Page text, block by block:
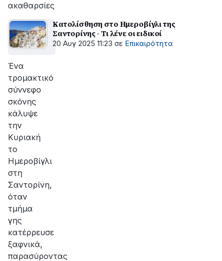
ακαθαρσίες
Κατολίσθηση στο Ημεροβίγλι της
Σαντορίνης - Τι λένε οι ειδικοί
20 Αυγ 2025 11:23 σε Επικαιρότητα
Ένα
τρομακτικό
σύννεφο
σκόνης
κάλυψε
την
Κυριακή
το
Ημεροβίγλι
στη
Σαντορίνη,
όταν
τμήμα
γης
κατέρρευσε
ξαφνικά,
παρασύροντας